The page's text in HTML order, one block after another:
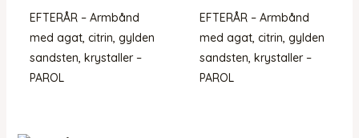
EFTERÅR – Armbånd
med agat, citrin, gylden
sandsten, krystaller –
PAROL
EFTERÅR – Armbånd
med agat, citrin, gylden
sandsten, krystaller –
PAROL